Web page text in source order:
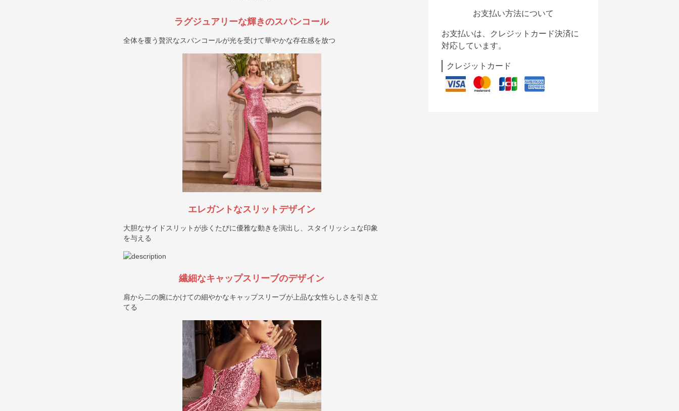
ラグジュアリーな輝きのスパンコール
全体を覆う贅沢なスパンコールが光を受けて華やかな存在感を放つ
エレガントなスリットデザイン
大胆なサイドスリットが歩くたびに優雅な動きを演出し、スタイリッシュな印象
を与える
てる
お支払い方法について
お支払いは、クレジットカード決済に
対応しています。
クレジットカード